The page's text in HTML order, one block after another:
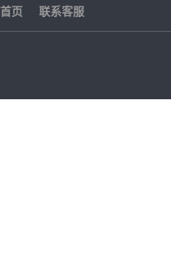
首页 联系客服